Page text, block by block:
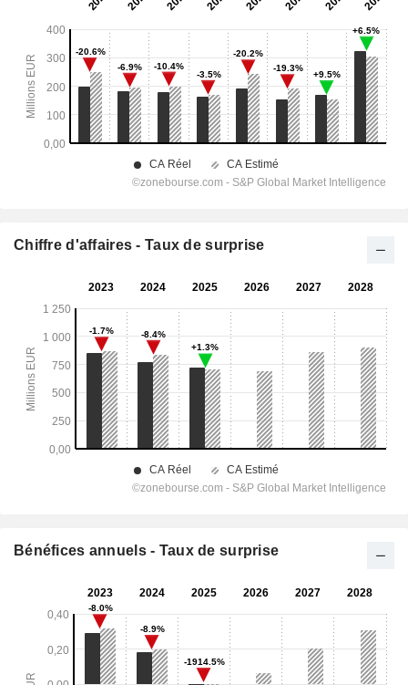
Chiffre d'affaires - Taux de surprise
Bénéfices annuels - Taux de surprise